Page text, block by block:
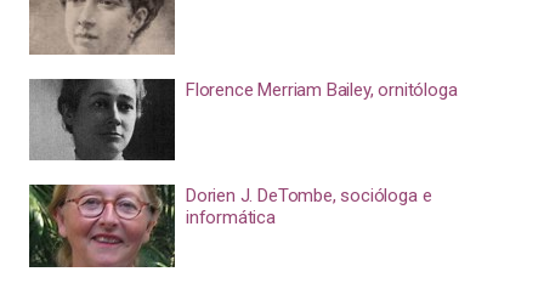
Florence Merriam Bailey, ornitóloga
Dorien J. DeTombe, socióloga e
informática